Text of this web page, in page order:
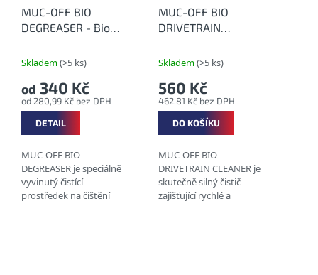
MUC-OFF BIO
DEGREASER - Bio
Skladem(>5 ks)
od 280,99 Kč bez DPH
od 340 Kč
DETAIL
MUC-OFF BIO
DEGREASER je speciálně
vyvinutý čistící
prostředek na čištění
MUC-OFF BIO
DRIVETRAIN
Silný bio čistič na
Skladem(>5 ks)
462,81 Kč bez DPH
560 Kč
DO KOŠÍKU
MUC-OFF BIO
DRIVETRAIN CLEANER je
skutečně silný čistič
zajišťující rychlé a